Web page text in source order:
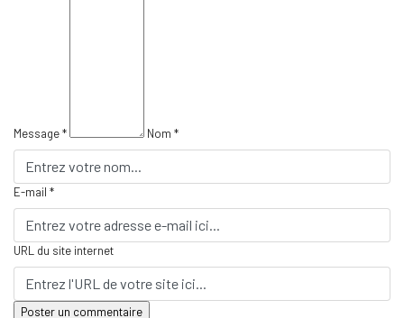
Message * Nom *
E-mail *
URL du site internet